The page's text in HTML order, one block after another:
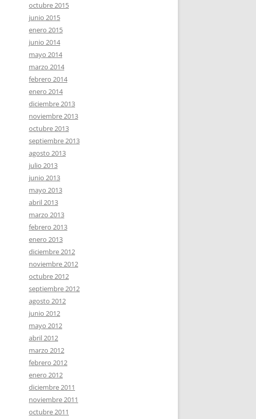
octubre 2015
junio 2015
enero 2015
junio 2014
mayo 2014
marzo 2014
febrero 2014
enero 2014
diciembre 2013
noviembre 2013
octubre 2013
septiembre 2013
agosto 2013
julio 2013
junio 2013
mayo 2013
abril 2013
marzo 2013
febrero 2013
enero 2013
diciembre 2012
noviembre 2012
octubre 2012
septiembre 2012
agosto 2012
junio 2012
mayo 2012
abril 2012
marzo 2012
febrero 2012
enero 2012
diciembre 2011
noviembre 2011
octubre 2011